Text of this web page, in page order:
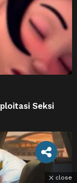
Seksi
close